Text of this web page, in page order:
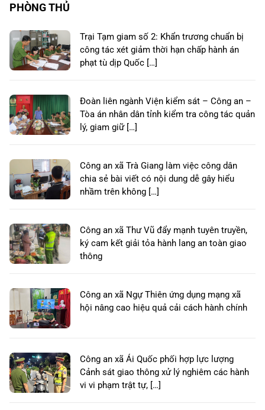
PHÒNG THỦ
Trại Tạm giam số 2: Khẩn trương chuẩn bị
công tác xét giảm thời hạn chấp hành án
phạt tù dịp Quốc […]
Đoàn liên ngành Viện kiểm sát – Công an –
Tòa án nhân dân tỉnh kiểm tra công tác quản
lý, giam giữ […]
Công an xã Trà Giang làm việc công dân
chia sẻ bài viết có nội dung dễ gây hiểu
nhầm trên không […]
Công an xã Thư Vũ đẩy mạnh tuyên truyền,
ký cam kết giải tỏa hành lang an toàn giao
thông
Công an xã Ngự Thiên ứng dụng mạng xã
hội nâng cao hiệu quả cải cách hành chính
Công an xã Ái Quốc phối hợp lực lượng
Cảnh sát giao thông xử lý nghiêm các hành
vi vi phạm trật tự, […]